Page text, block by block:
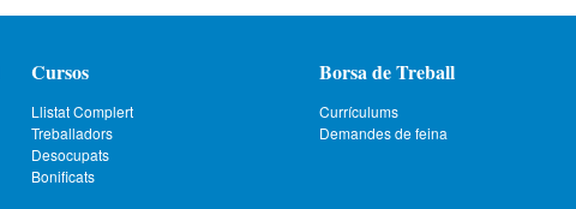
Cursos
Llistat Complert
Treballadors
Desocupats
Bonificats
Borsa de Treball
Currículums
Demandes de feina